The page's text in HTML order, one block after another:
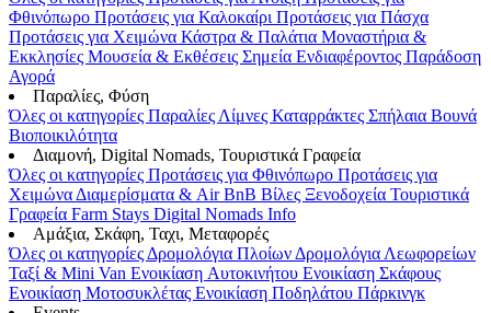
Φθινόπωρο Προτάσεις για Καλοκαίρι Προτάσεις για Πάσχα
Προτάσεις για Χειμώνα Κάστρα & Παλάτια Μοναστήρια &
Εκκλησίες Μουσεία & Εκθέσεις Σημεία Ενδιαφέροντος Παράδοση
Αγορά
Παραλίες, Φύση
Όλες οι κατηγορίες Παραλίες Λίμνες Καταρράκτες Σπήλαια Βουνά
Βιοποικιλότητα
Διαμονή, Digital Nomads, Τουριστικά Γραφεία
Όλες οι κατηγορίες Προτάσεις για Φθινόπωρο Προτάσεις για
Χειμώνα Διαμερίσματα & Air BnB Βίλες Ξενοδοχεία Τουριστικά
Γραφεία Farm Stays Digital Nomads Info
Αμάξια, Σκάφη, Ταχι, Μεταφορές
Όλες οι κατηγορίες Δρομολόγια Πλοίων Δρομολόγια Λεωφορείων
Ταξί & Μini Van Ενοικίαση Aυτοκινήτου Ενοικίαση Σκάφους
Ενοικίαση Μοτοσυκλέτας Ενοικίαση Ποδηλάτου Πάρκινγκ